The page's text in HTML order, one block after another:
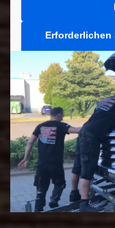
Erforderlichen